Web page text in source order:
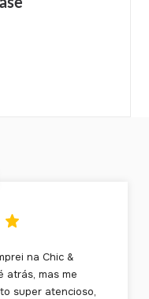
na Chic &
atrás, mas me
super atencioso,